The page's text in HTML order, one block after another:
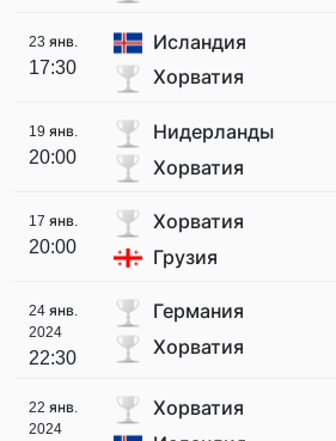
23 янв.
17:30
Исландия
Хорватия
19 янв.
20:00
Нидерланды
Хорватия
17 янв.
20:00
Хорватия
Грузия
24 янв.
2024
22:30
Германия
Хорватия
22 янв.
2024
Хорватия